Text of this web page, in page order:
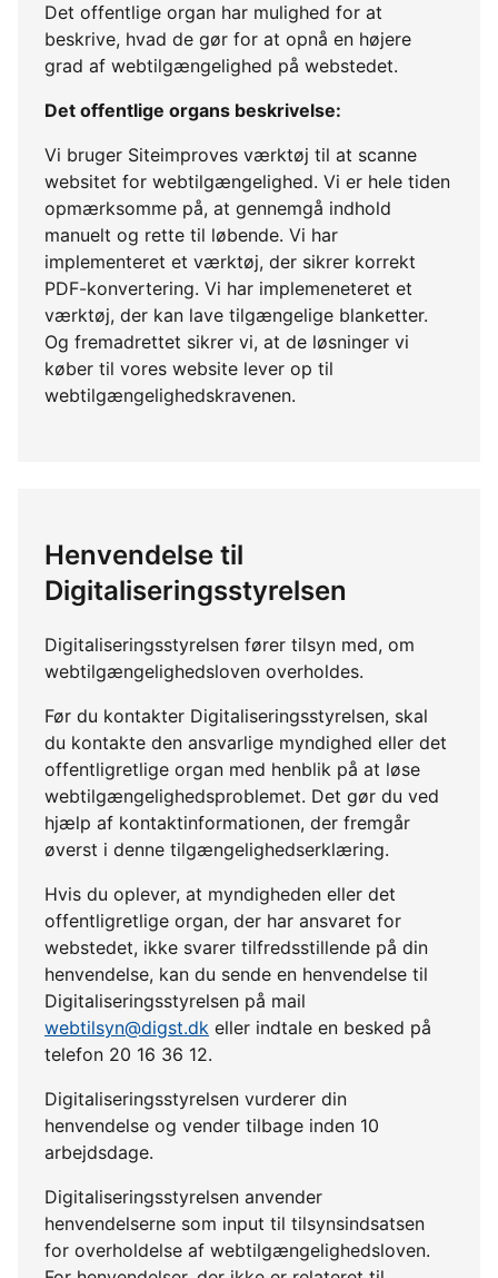
Det offentlige organ har mulighed for at
beskrive, hvad de gør for at opnå en højere
grad af webtilgængelighed på webstedet.
Det offentlige organs beskrivelse:
Vi bruger Siteimproves værktøj til at scanne
websitet for webtilgængelighed. Vi er hele tiden
opmærksomme på, at gennemgå indhold
manuelt og rette til løbende. Vi har
implementeret et værktøj, der sikrer korrekt
PDF-konvertering. Vi har implemeneteret et
værktøj, der kan lave tilgængelige blanketter.
Og fremadrettet sikrer vi, at de løsninger vi
køber til vores website lever op til
webtilgængelighedskravenen.
Henvendelse til
Digitaliseringsstyrelsen
Digitaliseringsstyrelsen fører tilsyn med, om
webtilgængelighedsloven overholdes.
Før du kontakter Digitaliseringsstyrelsen, skal
du kontakte den ansvarlige myndighed eller det
offentligretlige organ med henblik på at løse
webtilgængelighedsproblemet. Det gør du ved
hjælp af kontaktinformationen, der fremgår
øverst i denne tilgængelighedserklæring.
Hvis du oplever, at myndigheden eller det
offentligretlige organ, der har ansvaret for
webstedet, ikke svarer tilfredsstillende på din
henvendelse, kan du sende en henvendelse til
Digitaliseringsstyrelsen på mail
webtilsyn@digst.dk eller indtale en besked på
telefon 20 16 36 12.
Digitaliseringsstyrelsen vurderer din
henvendelse og vender tilbage inden 10
arbejdsdage.
Digitaliseringsstyrelsen anvender
henvendelserne som input til tilsynsindsatsen
for overholdelse af webtilgængelighedsloven.